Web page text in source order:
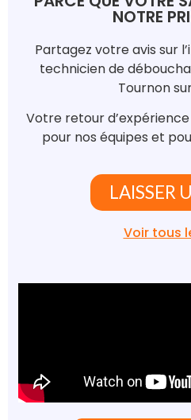
NOTRE
Partagez votre avis sur
technicien de
Tournon
Votre retour
pour nos équipes et
LAISSER
Voir tous